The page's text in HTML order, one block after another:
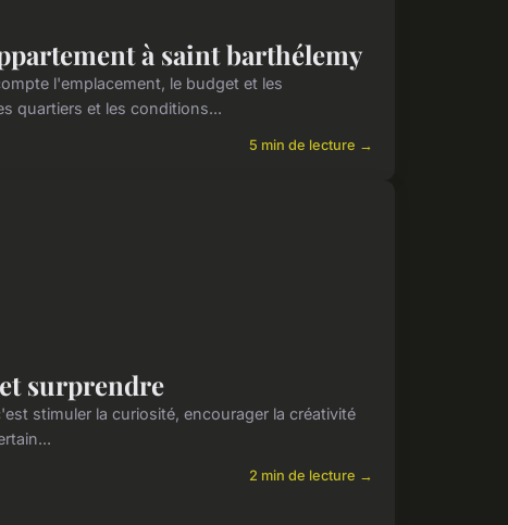
à saint barthélemy
l'emplacement, le budget et les
quartiers et les conditions...
5 min de lecture →
surprendre
stimuler la curiosité, encourager la créativité
2 min de lecture →